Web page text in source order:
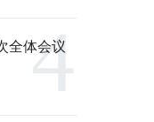
全体会议